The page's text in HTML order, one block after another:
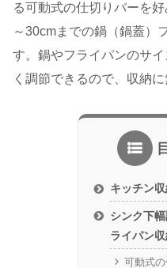
る可動式の仕切りバーを
～30cmまでの鍋（鍋蓋）
す。鍋やフライパンのサ
く調節できるので、収納に
キッチン
シンク下
ライパン
可動式